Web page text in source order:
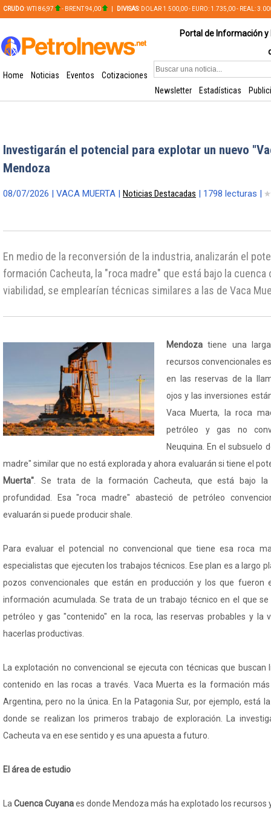
CRUDO: WTI 86,97 - BRENT 94,00 DIVISAS: DOLAR 1.500,00 - EURO: 1.735,00 - REAL:
Portal de Información
Home Noticias Eventos
Cotizaciones
Newsletter
Estadísticas
Investigarán el potencial para explotar un nuevo
Mendoza
08/07/2026 | VACA MUERTA | Noticias Destacadas | 1798 lecturas |
En medio de la reconversión de la industria, analizarán el
formación Cacheuta, la "roca madre" que está bajo la cuenca
viabilidad, se emplearían técnicas similares a las de Vaca
Mendozatiene una
recursos convencionales
en las reservas de la
ojos y las inversiones
Vaca Muerta, la roca
petróleo y gas no
Neuquina. En el subsuelo
madre" similar que no está explorada y ahora evaluarán si tiene el
Muerta" . Se trata de la formación Cacheuta, que está bajo
profundidad. Esa "roca madre" abasteció de petróleo
evaluarán si puede producir shale.
Para evaluar el potencial no convencional que tiene esa roca
especialistas que ejecuten los trabajos técnicos. Ese plan es a largo
pozos convencionales que están en producción y los que fueron
información acumulada. Se trata de un trabajo técnico en el que
petróleo y gas "contenido" en la roca, las reservas probables y la
hacerlas productivas.
La explotación no convencional se ejecuta con técnicas que
contenido en las rocas a través. Vaca Muerta es la formación
Argentina, pero no la única. En la Patagonia Sur, por ejemplo, está
donde se realizan los primeros trabajo de exploración. La
Cacheuta va en ese sentido y es una apuesta a futuro.
El área de estudio
La Cuenca Cuyanaes donde Mendoza más ha explotado los recursos